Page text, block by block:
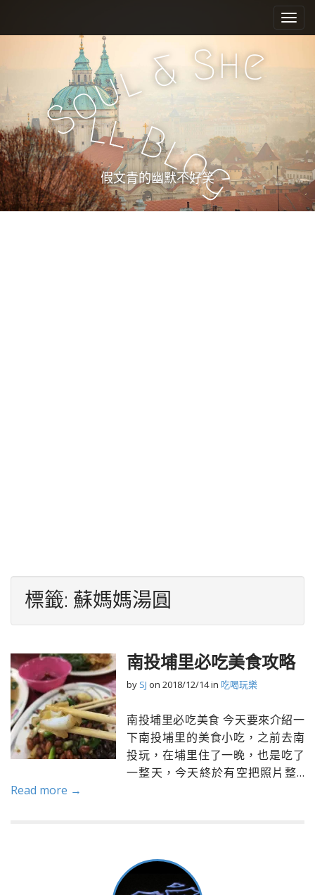
e
n
u
i
c
n
t
e
n
t
Soul & She
llBl
og
假文青的幽默不好笑
標籤: 蘇媽媽湯圓
南投埔里必吃美食攻略
by SJ on 2018/12/14in 吃喝玩樂
南投埔里必吃美食 今天要來介紹一
下南投埔里的美食小吃，之前去南
投玩，在埔里住了一晚，也是吃了
一整天，今天終於有空把照片整…
Read more →